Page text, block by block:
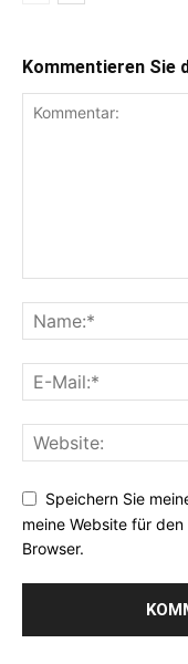
Kommentieren Sie
Speichern Sie
meine Website für
Browser.